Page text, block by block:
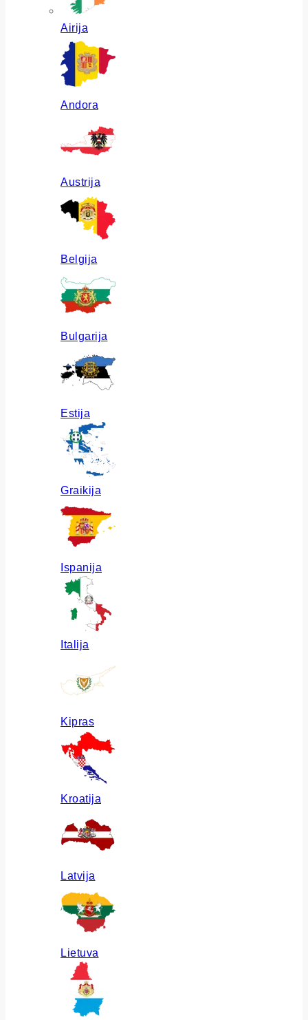
Airija
Andora
Austrija
Belgija
Bulgarija
Estija
Graikija
Ispanija
Italija
Kipras
Kroatija
Latvija
Lietuva